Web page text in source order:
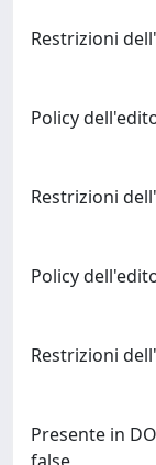
Restrizioni
Policy
Restrizioni
Policy
Restrizioni
Presente in